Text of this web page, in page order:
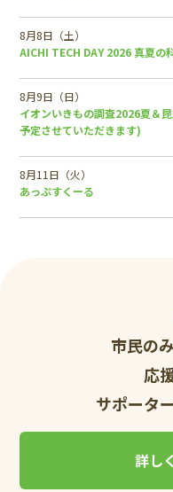
8月8日（土）
AICHI TECH DAY 2026 真夏の
8月9日（日）
イオンいきもの調査2026夏＆
予定させていただきます)
8月11日（火）
あっぷすくーる
市民の
応
サポータ
詳し